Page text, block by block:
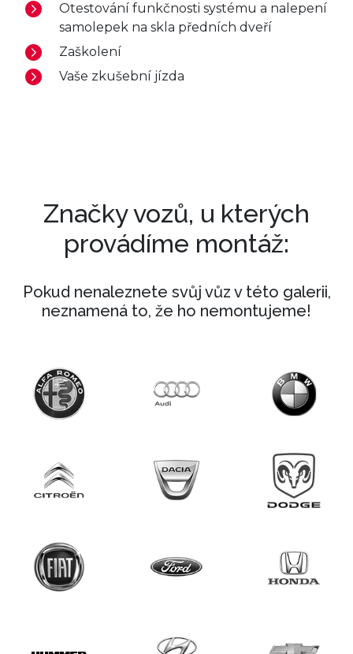
Otestování funkčnosti systému a nalepení
samolepek na skla předních dveří
Zaškolení
Vaše zkušební jízda
Značky vozů, u kterých
provádíme montáž:
Pokud nenaleznete svůj vůz v této galerii,
neznamená to, že ho nemontujeme!